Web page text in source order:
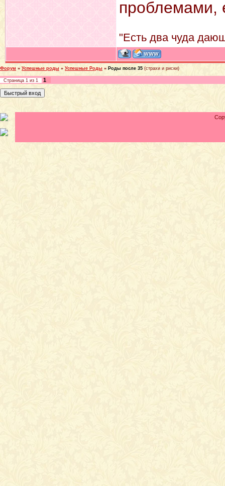
проблемами,
"Есть два чуда
Форум » Успешные роды » Успешные Роды » Роды после 35 (страхи и риски)
Страница 1 из 1 1